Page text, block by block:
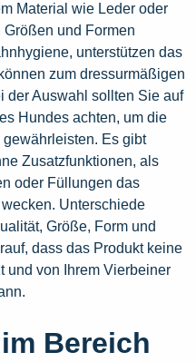
Material wie Leder oder
und Formen
unterstützen das
zum dressurmäßigen
der Auswahl sollten Sie auf
Hundes achten, um die
Es gibt
Zusatzfunktionen, als
oder Füllungen das
Unterschiede
Größe, Form und
dass das Produkt keine
und von Ihrem Vierbeiner
Bereich